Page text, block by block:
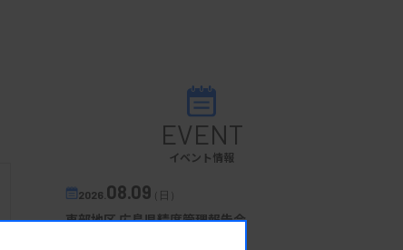
EVENT
イベント情報
2026. 08.09 （日）
東部地区 広島県精度管理報告会